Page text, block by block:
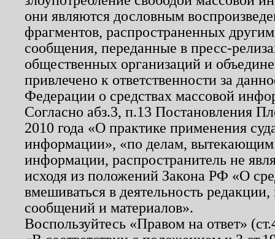
они являются дословным
фрагментов, распространенных
сообщения, переданные в пресс-
общественных организаций и
привлечено к ответственности за
Федерации о средствах массовой
Согласно абз.3, п.13 Постановления
2010 года «О практике применения
информации», «по делам, вытекающим
информации, распространитель не
исходя из положений Закона РФ «О
вмешиваться в деятельность
сообщений и материалов».
Воспользуйтесь «Правом на ответ»